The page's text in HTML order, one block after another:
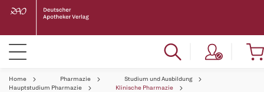
Home Pharmazie
Studium und Ausbildung
Hauptstudium Pharmazie
Klinische Pharmazie